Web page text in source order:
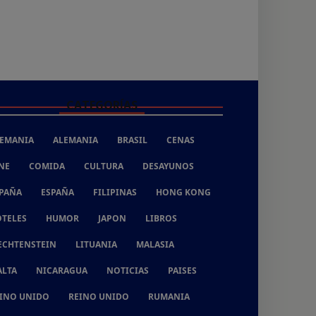
CATEGORÍAS
ALEMANIA BRASIL CENAS
COMIDA CULTURA DESAYUNOS
ESPAÑA FILIPINAS HONG KONG
HUMOR JAPON LIBROS
LITUANIA MALASIA
NICARAGUA NOTICIAS PAISES
UNIDO REINO UNIDO RUMANIA